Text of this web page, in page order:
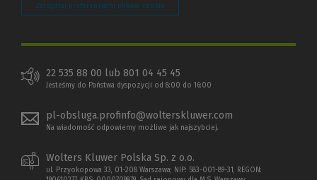
Zarządzaj preferencjami plików cookie
22 535 88 00 lub 801 04 45 45
Jesteśmy do Państwa dyspozycji od 8:00 do 16:00
pl-obsluga.profinfo@wolterskluwer.com
Na wiadomość odpowiemy możliwe jak najszybciej.
Wolters Kluwer Polska Sp. z o.o.
ul. Przyokopowa 33, 01-208 Warszawa; NIP: 583-001-89-31, REGON: